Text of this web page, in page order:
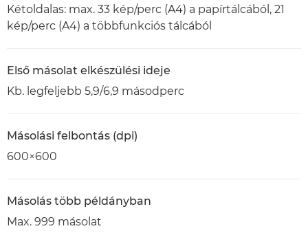
Kétoldalas: max. 33 kép/perc (A4) a papírtálcából, 21
kép/perc (A4) a többfunkciós tálcából
Első másolat elkészülési ideje
Kb. legfeljebb 5,9/6,9 másodperc
Másolási felbontás (dpi)
600×600
Másolás több példányban
Max. 999 másolat